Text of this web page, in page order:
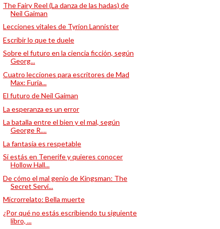
The Fairy Reel (La danza de las hadas) de
Neil Gaiman
Lecciones vitales de Tyrion Lannister
Escribir lo que te duele
Sobre el futuro en la ciencia ficción, según
Georg...
Cuatro lecciones para escritores de Mad
Max: Furia...
El futuro de Neil Gaiman
La esperanza es un error
La batalla entre el bien y el mal, según
George R....
La fantasía es respetable
Si estás en Tenerife y quieres conocer
Hollow Hall...
De cómo el mal genio de Kingsman: The
Secret Servi...
Microrrelato: Bella muerte
¿Por qué no estás escribiendo tu siguiente
libro, ...